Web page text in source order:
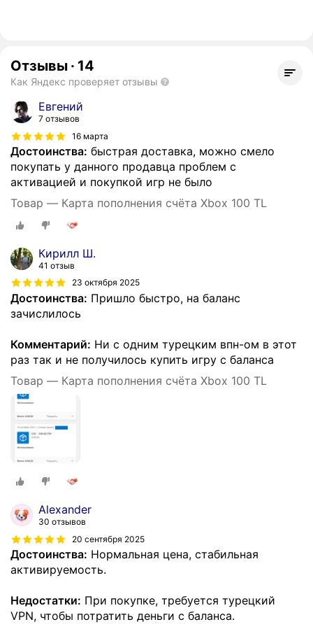
Отзывы · 14
Как Яндекс проверяет отзывы
Евгений
7 отзывов
16 марта
Достоинства: быстрая доставка, можно смело
покупать у данного продавца проблем с
активацией и покупкой игр не было
Товар — Карта пополнения счёта Xbox 100 TL
Кирилл Ш.
41 отзыв
23 октября 2025
Достоинства: Пришло быстро, на баланс
зачислилось
Комментарий: Ни с одним турецким впн-ом в этот
раз так и не получилось купить игру с баланса
Товар — Карта пополнения счёта Xbox 100 TL
Alexander
30 отзывов
20 сентября 2025
Достоинства: Нормальная цена, стабильная
активируемость.
Недостатки: При покупке, требуется турецкий
VPN, чтобы потратить деньги с баланса.